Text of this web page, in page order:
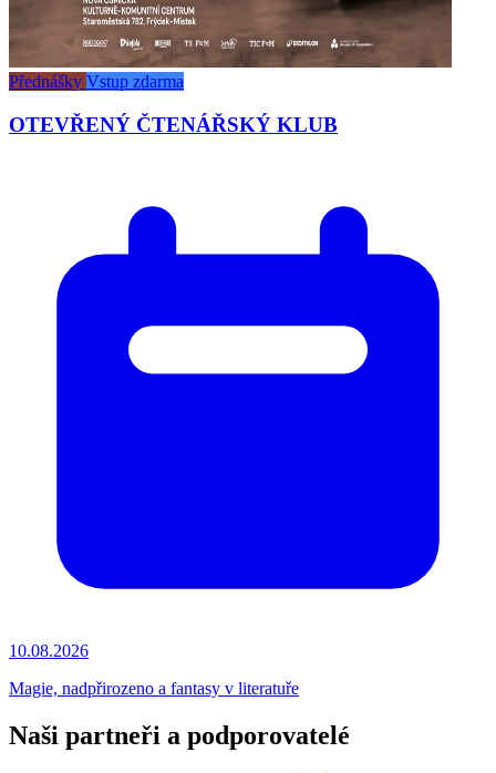
Přednášky Vstup zdarma
OTEVŘENÝ ČTENÁŘSKÝ KLUB
10.08.2026
Magie, nadpřirozeno a fantasy v literatuře
Naši partneři a podporovatelé